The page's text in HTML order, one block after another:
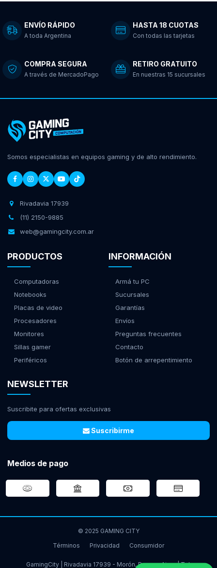
ENVÍO RÁPIDO
A toda Argentina
HASTA 18 CUOTAS
Con todas las tarjetas
COMPRA SEGURA
A través de MercadoPago
RETIRO GRATUITO
En nuestras 15 sucursales
Somos especialistas en equipos gaming y de alto rendimiento.
Rivadavia 17939
(11) 2150-9885
web@gamingcity.com.ar
PRODUCTOS
Computadoras
Notebooks
Placas de video
Procesadores
Monitores
Sillas gamer
Periféricos
INFORMACIÓN
Armá tu PC
Sucursales
Garantías
Envíos
Preguntas frecuentes
Contacto
Botón de arrepentimiento
NEWSLETTER
Suscribite para ofertas exclusivas
Suscribirme
Medios de pago
© 2025 GAMING CITY
Términos
Privacidad Consumidor
GamingCity | Rivadavia 17939 - Morón, Buenos Aires | Tel: